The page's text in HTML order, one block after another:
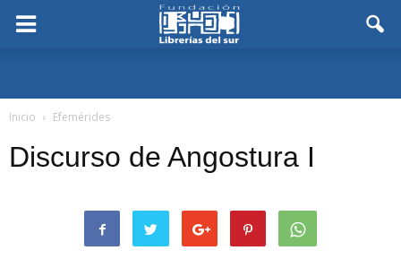
Inicio Efemérides
Discurso de Angostura I